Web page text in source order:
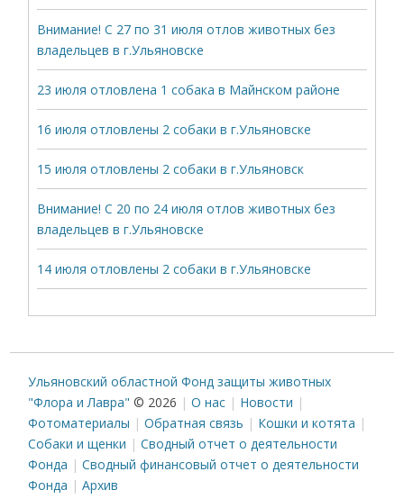
Внимание! С 27 по 31 июля отлов животных без
владельцев в г.Ульяновске
23 июля отловлена 1 собака в Майнском районе
16 июля отловлены 2 собаки в г.Ульяновске
15 июля отловлены 2 собаки в г.Ульяновск
Внимание! С 20 по 24 июля отлов животных без
владельцев в г.Ульяновске
14 июля отловлены 2 собаки в г.Ульяновске
Ульяновский областной Фонд защиты животных
"Флора и Лавра" © 2026 О нас
Новости
Фотоматериалы
Обратная связь
Кошки и котята
Собаки и щенки
Сводный отчет о деятельности
Фонда
Сводный финансовый отчет о деятельности
Фонда
Архив